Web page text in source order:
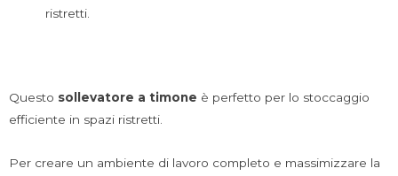
ristretti.
Questo sollevatore a timone è perfetto per lo stoccaggio
efficiente in spazi ristretti.
Per creare un ambiente di lavoro completo e massimizzare la